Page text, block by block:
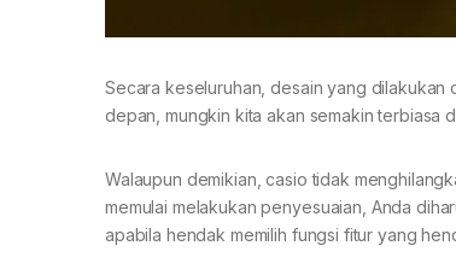
Secara keseluruhan, desain yang dilakukan
depan, mungkin kita akan semakin terbiasa
Walaupun demikian, casio tidak
memulai melakukan penyesuaian, Anda
apabila hendak memilih fungsi fitur yang